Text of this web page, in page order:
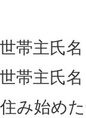
帯主氏名
帯主氏名
み始め